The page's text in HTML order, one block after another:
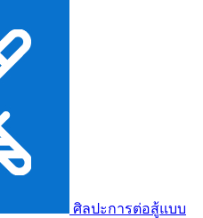
ศิลปะการต่อสู้แบบ